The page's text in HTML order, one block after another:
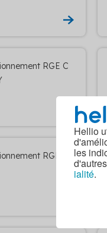
Hellio
les
ialité.
RGE C
RGE C